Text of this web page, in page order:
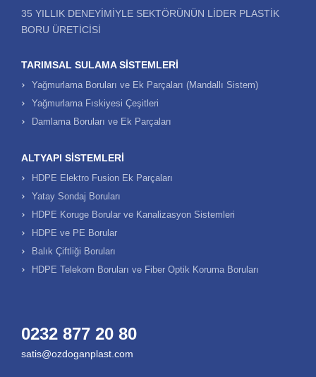
35 YILLIK DENEYIMIYLE SEKTÖRÜNÜN LIDER PLASTIK
BORU ÜRETICISI
TARIMSAL SULAMA SISTEMLERI
Yağmurlama Boruları ve Ek Parçaları (Mandallı Sistem)
Yağmurlama Fıskiyesi Çeşitleri
Damlama Boruları ve Ek Parçaları
ALTYAPI SISTEMLERI
HDPE Elektro Fusion Ek Parçaları
Yatay Sondaj Boruları
HDPE Koruge Borular ve Kanalizasyon Sistemleri
HDPE ve PE Borular
Balık Çiftliği Boruları
HDPE Telekom Boruları ve Fiber Optik Koruma Boruları
0232 877 20 80
satis@ozdoganplast.com